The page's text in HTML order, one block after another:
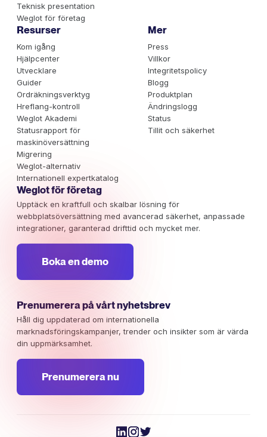
Teknisk presentation
Weglot för företag
Resurser
Kom igång
Hjälpcenter
Utvecklare
Guider
Ordräkningsverktyg
Hreflang-kontroll
Weglot Akademi
Statusrapport för
maskinöversättning
Migrering
Weglot-alternativ
Internationell expertkatalog
Mer
Press
Villkor
Integritetspolicy
Blogg
Produktplan
Ändringslogg
Status
Tillit och säkerhet
Weglot för företag
Upptäck en kraftfull och skalbar lösning för
webbplatsöversättning med avancerad säkerhet, anpassade
integrationer, garanterad drifttid och mycket mer.
Boka en demo
Prenumerera på vårt nyhetsbrev
Håll dig uppdaterad om internationella
marknadsföringskampanjer, trender och insikter som är värda
din uppmärksamhet.
Prenumerera nu